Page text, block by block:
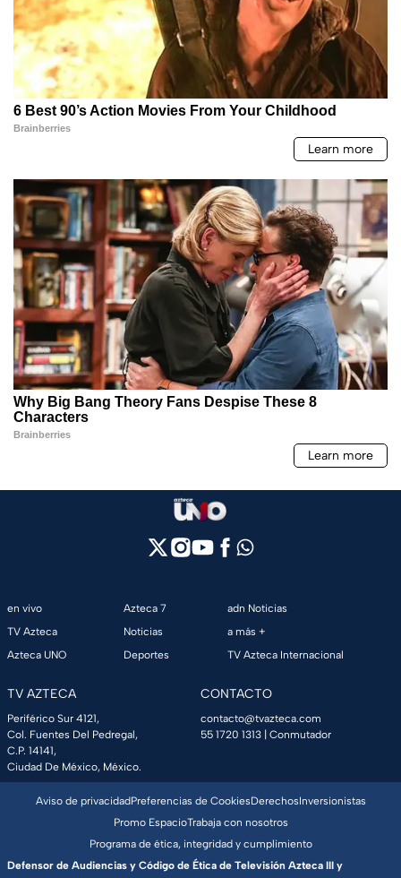
en vivo
TV Azteca
Azteca UNO
Azteca 7
Noticias
Deportes
adn Noticias
a más +
TV Azteca Internacional
TV AZTECA
Periférico Sur 4121,
Col. Fuentes Del Pedregal,
C.P. 14141,
Ciudad De México, México.
CONTACTO
contacto@tvazteca.com
55 1720 1313 | Conmutador
Aviso de privacidadPreferencias de CookiesDerechosInversionistas
Promo EspacioTrabaja con nosotros
Programa de ética, integridad y cumplimiento
Defensor de Audiencias y Código de Ética de Televisión Azteca III y